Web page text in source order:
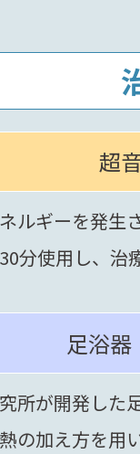
超
ルギーを発生
分使用し、治
足浴器
所が開発した
の加え方を用